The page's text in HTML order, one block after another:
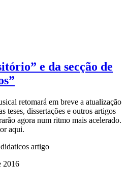
e da secção de
retomará em breve a atualização
teses, dissertações e outros artigos
agora num ritmo mais acelerado.
aqui.
2016